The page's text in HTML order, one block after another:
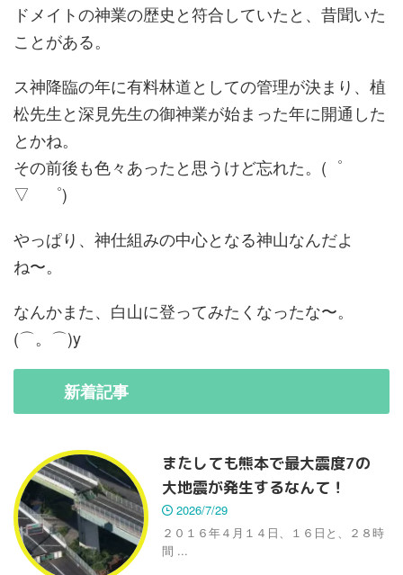
ドメイトの神業の歴史と符合していたと、昔聞いた
ことがある。
ス神降臨の年に有料林道としての管理が決まり、植
松先生と深見先生の御神業が始まった年に開通した
とかね。
その前後も色々あったと思うけど忘れた。(゜
▽ ゜)
やっぱり、神仕組みの中心となる神山なんだよ
ね〜。
なんかまた、白山に登ってみたくなったな〜。
(⌒。⌒)y
新着記事
またしても熊本で最大震度7の
大地震が発生するなんて！
2026/7/29
２０１６年４月１４日、１６日と、２８時
間 ...